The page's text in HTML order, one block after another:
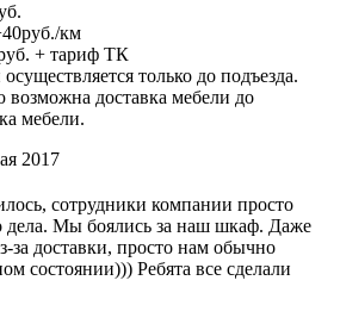
км
+ тариф ТК
только до подъезда.
возможна доставка мебели до
мебели.
2017
сотрудники компании просто
дела. Мы боялись за наш шкаф. Даже
за доставки, просто нам обычно
состоянии))) Ребята все сделали